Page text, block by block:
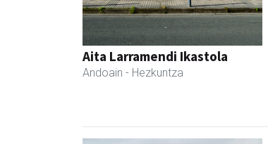
Aita Larramendi Ikastola
Andoain - Hezkuntza